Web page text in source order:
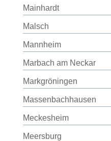
Mainhardt
Malsch
Mannheim
Marbach am Neckar
Markgröningen
Massenbachhausen
Meckesheim
Meersburg